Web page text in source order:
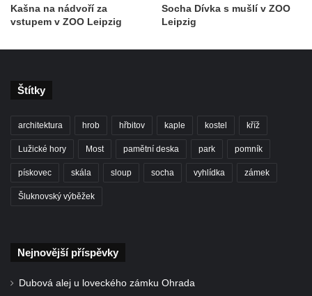
Kašna v lázeňském parku u ulice Lázeňská
ve Mšeném-lázně
Jezírko s vodotryskem v Zámeckém parku v
Kašna na nádvoří za
vstupem v ZOO Leipzig
Socha Dívka s mušlí v ZOO
Leipzig
Štítky
architektura hrob hřbitov kaple kostel kříž
Lužické hory Most pamětní deska park pomník
pískovec skála sloup socha vyhlídka zámek
Šluknovský výběžek
Nejnovější příspěvky
Dubová alej u loveckého zámku Ohrada